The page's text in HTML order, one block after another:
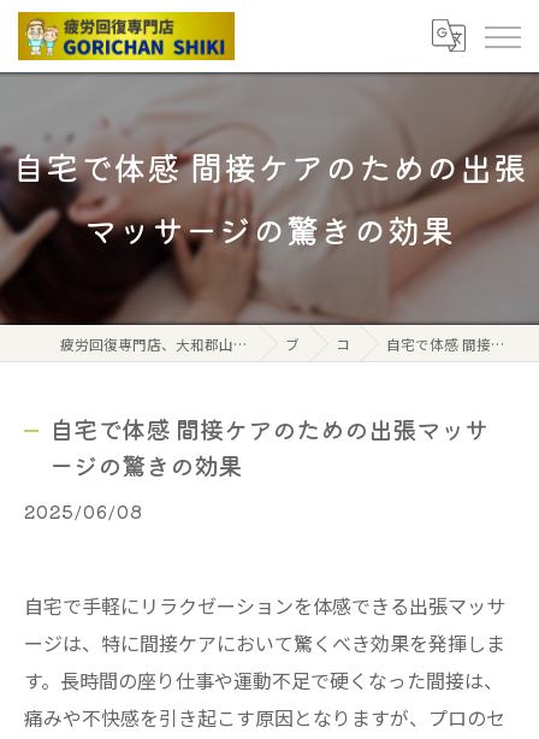
自宅で体感 間接ケアのための出張
マッサージの驚きの効果
疲労回復専門店、大和郡山市筒井駅から北へ2分、ごりちゃん式ボディケアストレッチ ブログ コラム 自宅で体感 間接ケアのための出張マッサージの驚きの効果
自宅で体感 間接ケアのための出張マッサ
ージの驚きの効果
2025/06/08
自宅で手軽にリラクゼーションを体感できる出張マッサ
ージは、特に間接ケアにおいて驚くべき効果を発揮しま
す。長時間の座り仕事や運動不足で硬くなった間接は、
痛みや不快感を引き起こす原因となりますが、プロのセ